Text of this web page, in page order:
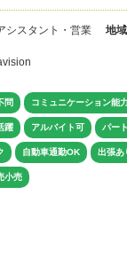
シスタント・営業 地域
問 コミュニケーション能
躍 アルバイト可 パー
自動車通勤OK 出張あ
小売